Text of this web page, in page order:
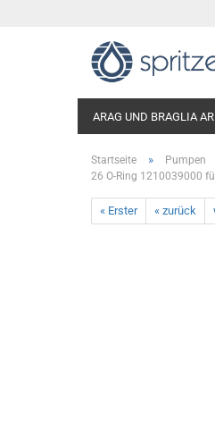
ARAG UND BRAGLIA
Startseite » Pumpen
26 O-Ring 1210039000
« Erster « zurück